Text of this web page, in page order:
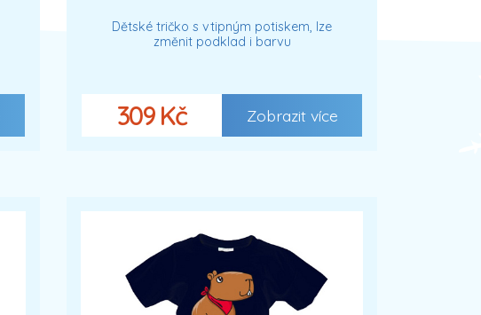
Dětské tričko s vtipným potiskem, lze
změnit podklad i barvu
309 Kč Zobrazit více